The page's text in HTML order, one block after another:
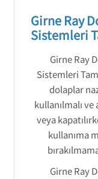
Girne Ray
Sistemleri
Girne Ray
Sistemleri
dolaplar
kullanılmalı ve
veya
kullanıma
Girne Ray